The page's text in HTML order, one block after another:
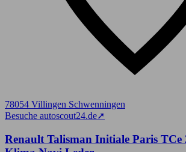
78054 Villingen Schwenningen
Besuche autoscout24.de➚
Renault Talisman Initiale Paris TCe